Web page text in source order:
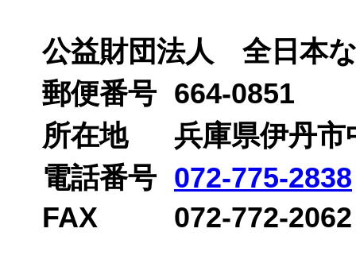
公益財団法人 全日本
郵便番号 664-0851
所在地
兵庫県伊丹
電話番号 072-775-2838
FAX
072-772-2062